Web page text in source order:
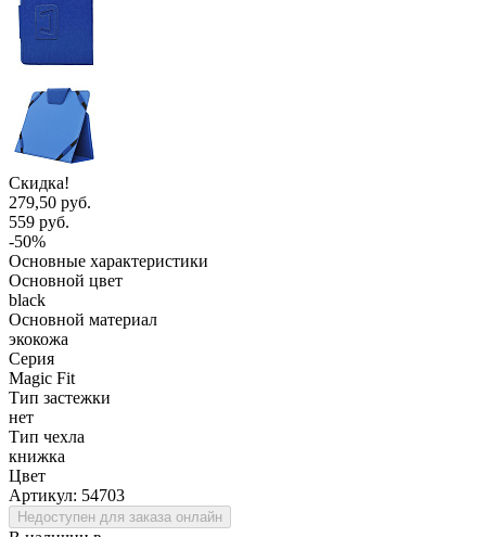
Скидка!
279,50 руб.
559 руб.
-50%
Основные характеристики
Основной цвет
black
Основной материал
экокожа
Серия
Magic Fit
Тип застежки
нет
Тип чехла
книжка
Цвет
Артикул: 54703
Недоступен для заказа онлайн